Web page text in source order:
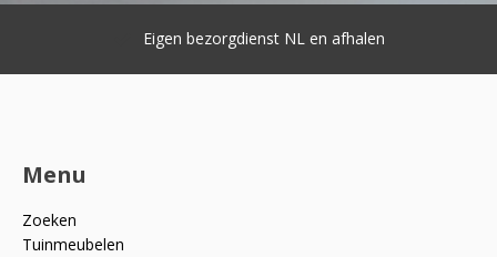
Eigen bezorgdienst NL en afhalen
Menu
Zoeken
Tuinmeubelen